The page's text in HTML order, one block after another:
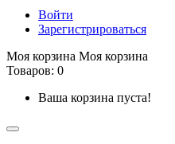
Войти
Зарегистрироваться
Моя корзина Моя корзина
Товаров: 0
Ваша корзина пуста!